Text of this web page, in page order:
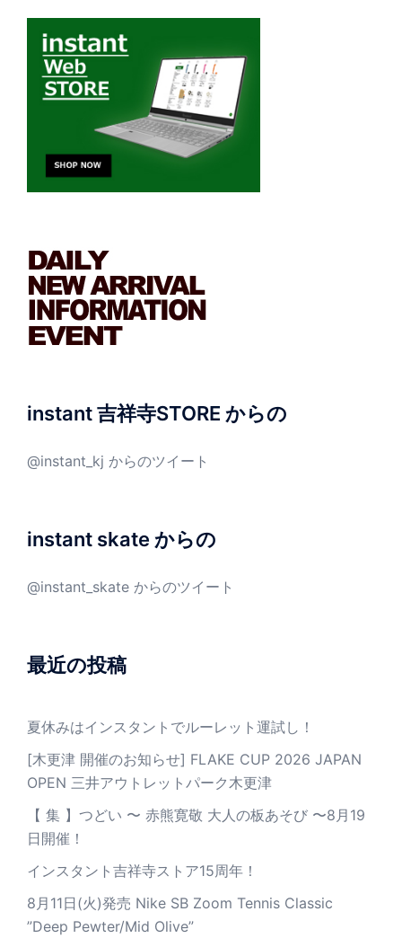
instant 吉祥寺STORE からの
@instant_kj からのツイート
instant skate からの
@instant_skate からのツイート
最近の投稿
夏休みはインスタントでルーレット運試し！
[木更津 開催のお知らせ] FLAKE CUP 2026 JAPAN
OPEN 三井アウトレットパーク木更津
【 集 】つどい 〜 赤熊寛敬 大人の板あそび 〜8月19
日開催！
インスタント吉祥寺ストア15周年！
8月11日(火)発売 Nike SB Zoom Tennis Classic
”Deep Pewter/Mid Olive”